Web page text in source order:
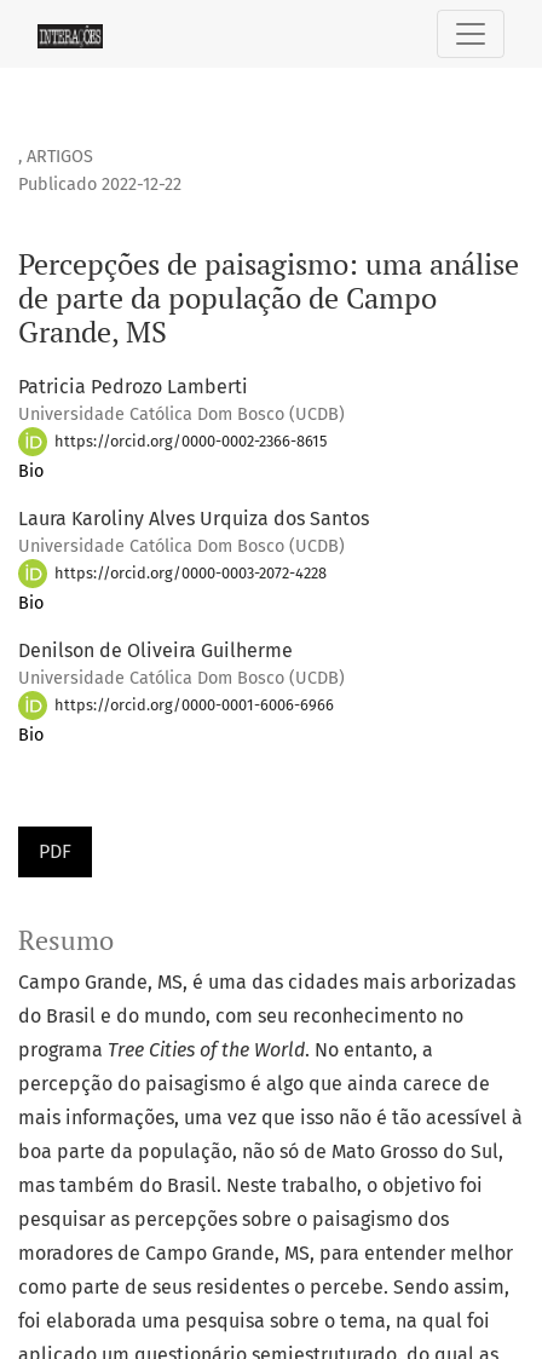
Percepções de paisagismo: uma análise de parte da
, ARTIGOS
Percepções de paisagismo: uma análise
de parte da população de Campo
Grande, MS
Publicado 2022-12-22
Patricia Pedrozo Lamberti
Universidade Católica Dom Bosco (UCDB)
https://orcid.org/0000-0002-2366-8615
Bio
Laura Karoliny Alves Urquiza dos Santos
Universidade Católica Dom Bosco (UCDB)
https://orcid.org/0000-0003-2072-4228
Bio
Denilson de Oliveira Guilherme
Universidade Católica Dom Bosco (UCDB)
https://orcid.org/0000-0001-6006-6966
Bio
PDF
Resumo
Campo Grande, MS, é uma das cidades mais arborizadas
do Brasil e do mundo, com seu reconhecimento no
programa Tree Cities of the World. No entanto, a
percepção do paisagismo é algo que ainda carece de
mais informações, uma vez que isso não é tão acessível à
boa parte da população, não só de Mato Grosso do Sul,
mas também do Brasil. Neste trabalho, o objetivo foi
pesquisar as percepções sobre o paisagismo dos
moradores de Campo Grande, MS, para entender melhor
como parte de seus residentes o percebe. Sendo assim,
foi elaborada uma pesquisa sobre o tema, na qual foi